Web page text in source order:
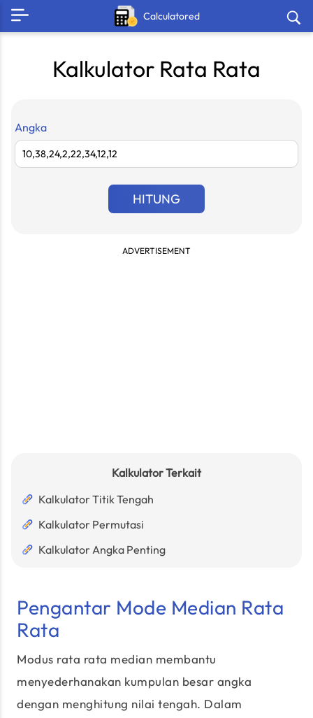
Calculatored
Kalkulator Rata Rata
Angka
HITUNG
ADVERTISEMENT
Kalkulator Terkait
Kalkulator Titik Tengah
Kalkulator Permutasi
Kalkulator Angka Penting
Pengantar Mode Median Rata
Rata
Modus rata rata median membantu
menyederhanakan kumpulan besar angka
dengan menghitung nilai tengah. Dalam